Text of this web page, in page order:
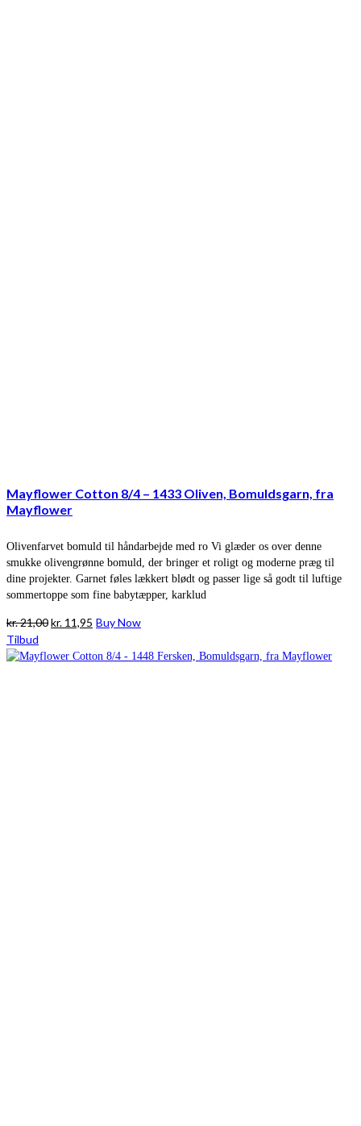
Mayflower Cotton 8/4 – 1433 Oliven, Bomuldsgarn, fra
Mayflower
Olivenfarvet bomuld til håndarbejde med ro Vi glæder os over denne
smukke olivengrønne bomuld, der bringer et roligt og moderne præg til
dine projekter. Garnet føles lækkert blødt og passer lige så godt til luftige
sommertoppe som fine babytæpper, karklud
kr.21,00Den
pris
kr. 11,95 Den
pris
Buy Now
Tilbud